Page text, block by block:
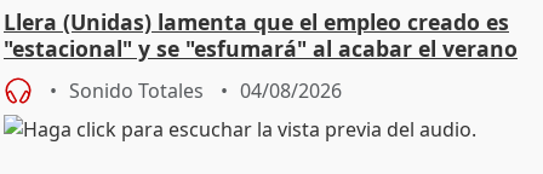
Llera (Unidas) lamenta que el empleo creado es
"estacional" y se "esfumará" al acabar el verano
Sonido Totales 04/08/2026